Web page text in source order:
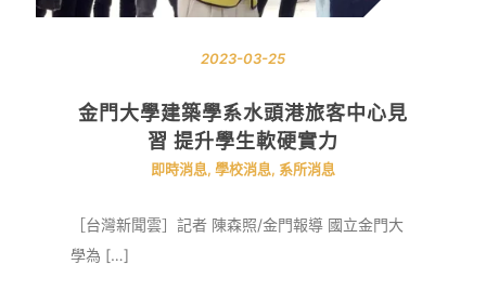
2023-03-25
金門大學建築學系水頭港旅客中心見
習 提升學生軟硬實力
即時消息, 學校消息, 系所消息
［台灣新聞雲］記者 陳森照/金門報導 國立金門大
學為 […]